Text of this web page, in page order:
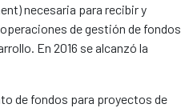
necesaria para recibir y
de gestión de fondos
En 2016 se alcanzó la
de fondos para proyectos de